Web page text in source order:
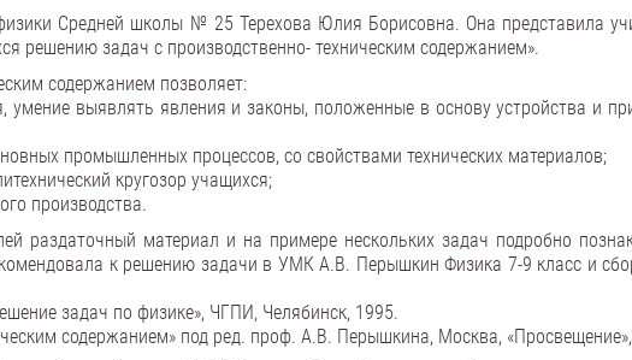
Средней школы № 25 Терехова Юлия Борисовна. Она представила
решению задач с производственно- техническим содержанием».
содержанием позволяет:
умение выявлять явления и законы, положенные в основу устройства и
промышленных процессов, со свойствами технических материалов;
кругозор учащихся;
производства.
раздаточный материал и на примере нескольких задач подробно
к решению задачи в УМК А.В. Перышкин Физика 7-9 класс и
задач по физике», ЧГПИ, Челябинск, 1995.
содержанием» под ред. проф. А.В. Перышкина, Москва,